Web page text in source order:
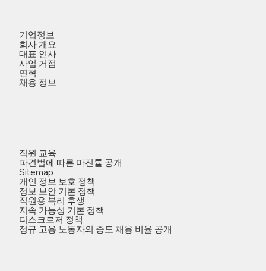
기업정보
회사 개요
대표 인사
사업 거점
연혁
채용 정보
직원 교육
파견법에 따른 마진률 공개
Sitemap
개인 정보 보호 정책
정보 보안 기본 정책
직원용 복리 후생
지속 가능성 기본 정책
디스크로저 정책
정규 고용 노동자의 중도 채용 비율 공개